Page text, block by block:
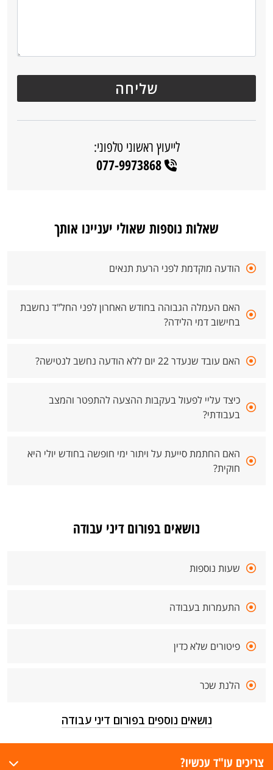
לייעוץ ראשוני טלפוני:
077-9973868
שאלות נוספות שאולי יעניינו אותך
הודעה מוקדמת לפני הרעת תנאים
האם העמלה הגבוהה בחודש האחרון לפני החל"ד נחשבת
בחישוב דמי הלידה?
האם עובד שנעדר 22 יום ללא הודעה נחשב לנטישה?
כיצד עליי לפעול בעקבות ההצעה להתפטר והמצב
בעבודתי?
האם החתמת סייעת על ויתור ימי חופשה בחודש יולי היא
חוקית?
נושאים בפורום דיני עבודה
שעות נוספות
התעמרות בעבודה
פיטורים שלא כדין
הלנת שכר
נושאים נוספים בפורום דיני עבודה
צריכים עו"ד עכשיו?